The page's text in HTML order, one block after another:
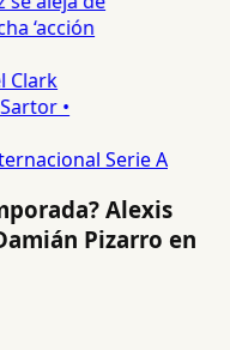
‘acción
Clark
•
Serie A
Alexis
Pizarro en